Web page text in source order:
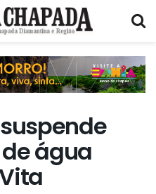
água